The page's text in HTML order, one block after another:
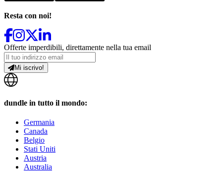
Resta con noi!
Offerte imperdibili, direttamente nella tua email
Mi iscrivo!
dundle in tutto il mondo:
Germania
Canada
Belgio
Stati Uniti
Austria
Australia